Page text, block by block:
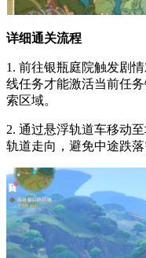
详细通关流程
1. 前往银瓶庭院触发剧
线任务才能激活当前任
索区域。
2. 通过悬浮轨道车移动
轨道走向，避免中途跌落